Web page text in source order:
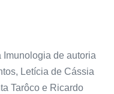
Imunologia de autoria
Letícia de Cássia
Tarôco e Ricardo